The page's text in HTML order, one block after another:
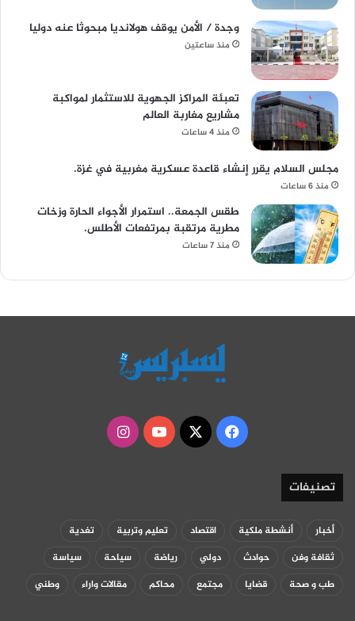
وجدة / الأمن يوقف هولانديا مبحوثا عنه دوليا
منذ ساعتين
تعبئة المراكز الجهوية للاستثمار لمواكبة
مشاريع مغاربة العالم
منذ 4 ساعات
مجلس السلام يقرر إنشاء قاعدة عسكرية مغربية في غزة.
منذ 6 ساعات
طقس الجمعة.. استمرار الأجواء الحارة وزخات
مطرية مرتقبة بمرتفعات الأطلس.
منذ 7 ساعات
فيسبوك
‫X
‫YouTubeانستقرام
تصنيفات
أخبار أنشطة ملكية اقتصاد تعليم وتربية
تغدية
ثقافة وفن
حوادث دولي رياضة سياحة
سياسة
طب و صحة
قضايا مجتمع محاكم مقالات واراء وطني